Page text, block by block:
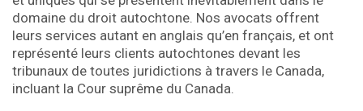
domaine du droit autochtone. Nos avocats offrent
leurs services autant en anglais qu’en français, et ont
représenté leurs clients autochtones devant les
tribunaux de toutes juridictions à travers le Canada,
incluant la Cour suprême du Canada.